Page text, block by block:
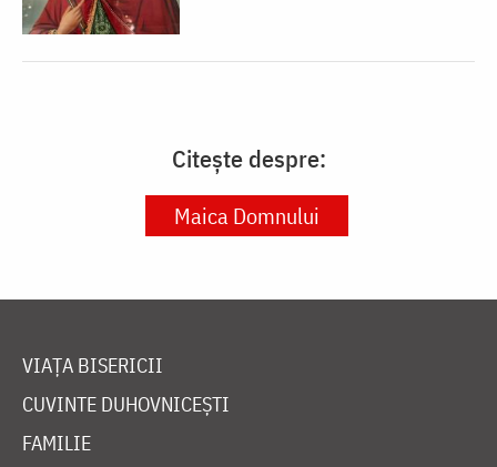
Citește despre:
Maica Domnului
VIAȚA BISERICII
CUVINTE DUHOVNICEȘTI
FAMILIE